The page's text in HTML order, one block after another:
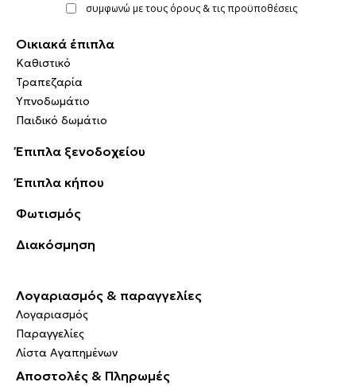
συμφωνώ με τους όρους & τις προϋποθέσεις
Οικιακά έπιπλα
Καθιστικό
Τραπεζαρία
Υπνοδωμάτιο
Παιδικό δωμάτιο
Έπιπλα ξενοδοχείου
Έπιπλα κήπου
Φωτισμός
Διακόσμηση
Λογαριασμός & παραγγελίες
Λογαριασμός
Παραγγελίες
Λίστα Αγαπημένων
Αποστολές & Πληρωμές